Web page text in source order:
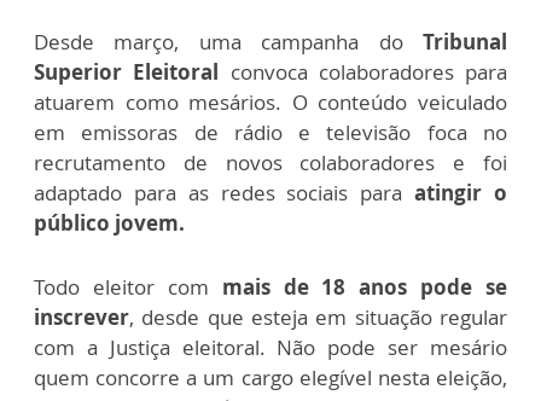
Desde março, uma campanha do Tribunal
Superior Eleitoral convoca colaboradores para
atuarem como mesários. O conteúdo veiculado
em emissoras de rádio e televisão foca no
recrutamento de novos colaboradores e foi
adaptado para as redes sociais paraatingir o
público jovem.
Todo eleitor com mais de 18 anos pode se
inscrever, desde que esteja em situação regular
com a Justiça eleitoral. Não pode ser mesário
quem concorre a um cargo elegível nesta eleição,